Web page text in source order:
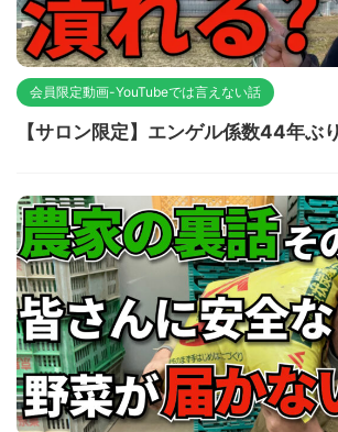
会員限定動画-YouTubeでは言えない話
【サロン限定】エンゲル係数44年ぶ